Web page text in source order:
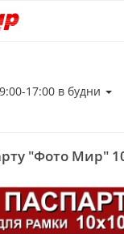
17:00 в будни
"Фото Мир"